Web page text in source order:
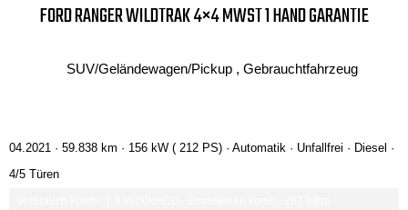
FORD RANGER WILDTRAK 4×4 MWST 1 HAND GARANTIE
SUV/Geländewagen/Pickup , Gebrauchtfahrzeug
04.2021 · 59.838 km · 156 kW ( 212 PS) · Automatik · Unfallfrei · Diesel ·
4/5 Türen